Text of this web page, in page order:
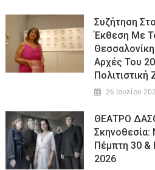
Συζήτηση
Έκθεση Με
Αρχές Του
26 Ιουλίου
ΘΕΑΤΡΟ
Πέμπτη 30 &
2026